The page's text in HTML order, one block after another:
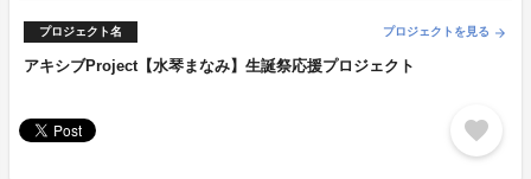
プロジェクト名 プロジェクトを見る arrow_forward
アキシブProject【水琴まなみ】生誕祭応援プロジェクト
favorite